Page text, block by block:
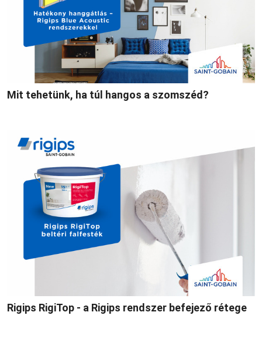
Mit tehetünk, ha túl hangos a szomszéd?
Rigips RigiTop - a Rigips rendszer befejező rétege